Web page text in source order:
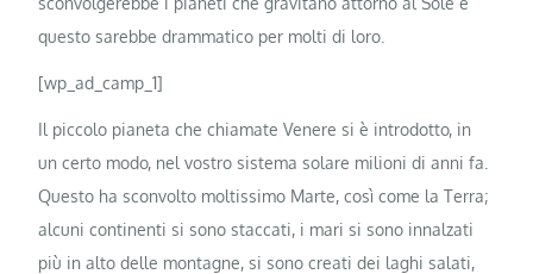
questo sarebbe drammatico per molti di loro.
[wp_ad_camp_1]
Il piccolo pianeta che chiamate Venere si è introdotto, in
un certo modo, nel vostro sistema solare milioni di anni fa.
Questo ha sconvolto moltissimo Marte, così come la Terra;
alcuni continenti si sono staccati, i mari si sono innalzati
più in alto delle montagne, si sono creati dei laghi salati,